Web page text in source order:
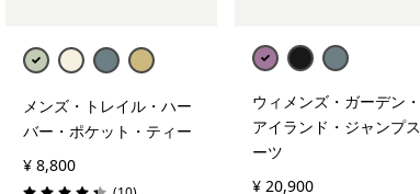
メンズ・トレイル・ハー
バー・ポケット・ティー
¥ 8,800
ウィメンズ・ガーデン・
アイランド・ジャンプス
ーツ
¥ 20,900